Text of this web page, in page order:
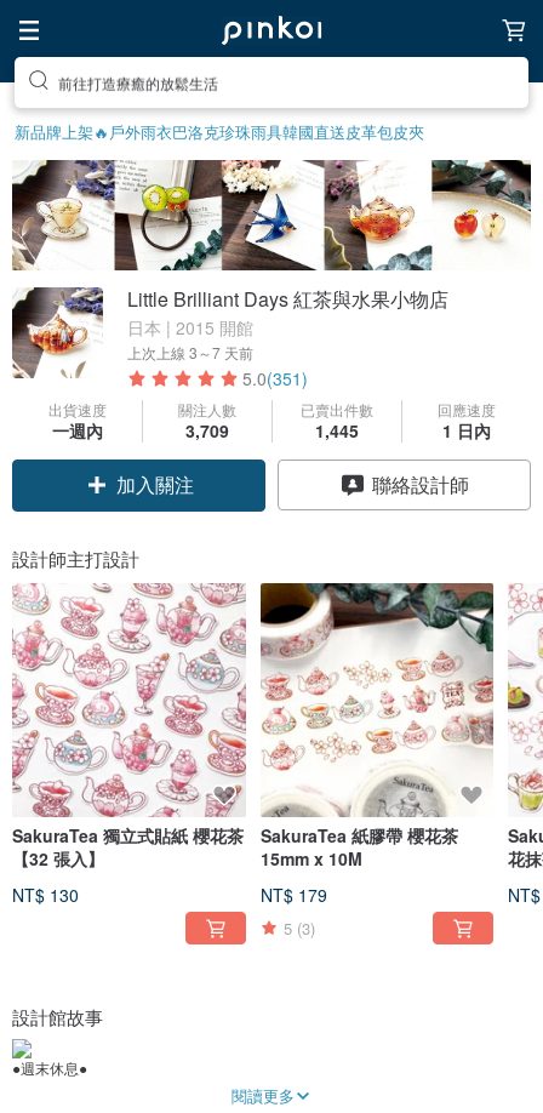
前往打造療癒的放鬆生活
新品牌上架🔥 戶外雨衣巴洛克珍珠雨具韓國直送皮革包皮夾
Little Brilliant Days 紅茶與水果小物店
日本 | 2015 開館
上次上線 3～7 天前
5.0(351)
出貨速度
一週內
關注人數
3,709
已賣出件數
1,445
回應速度
1 日內
加入關注 聯絡設計師
設計師主打設計
SakuraTea 獨立式貼紙 櫻花茶
【32 張入】
NT$ 130
SakuraTea 紙膠帶 櫻花茶
15mm x 10M
NT$ 179
5 (3)
花
設計館故事
●週末休息●
週末下單的訂單將於下一週處理，感謝您的耐心＾＾
閱讀更多